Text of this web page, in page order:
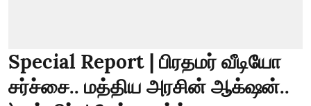
Special Report | பிரதமர் வீடியோ
சர்ச்சை.. மத்திய அரசின் ஆக்‌ஷன்..